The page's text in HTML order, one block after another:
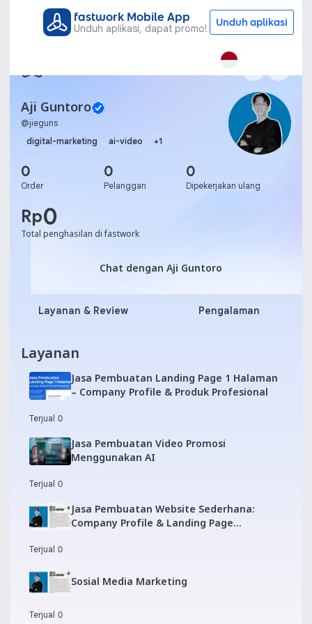
fastwork Mobile App
Unduh aplikasi, dapat promo! Unduh aplikasi
Aji Guntoro
@jieguns
digital-marketing
ai-video +1
0
Order
0
Pelanggan
0
Dipekerjakan ulang
Rp0
Total penghasilan di fastwork
Chat dengan Aji Guntoro
Chat dengan Aji Guntoro
Layanan & Review Pengalaman
Layanan
Jasa Pembuatan Landing Page 1 Halaman
– Company Profile & Produk Profesional
Terjual 0
Jasa Pembuatan Video Promosi
Menggunakan AI
Terjual 0
Jasa Pembuatan Website Sederhana:
Company Profile & Landing Page
Terjual 0
Sosial Media Marketing
Terjual 0